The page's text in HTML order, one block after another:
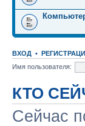
ВХОД •
Имя пользователя:
КТО
Сейчас